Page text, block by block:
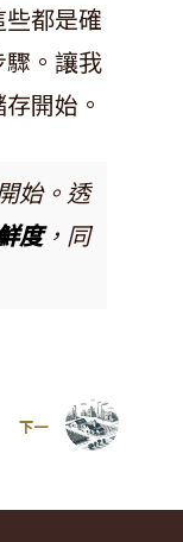
都是確
。讓我
開始。
始。透
度，同
下一